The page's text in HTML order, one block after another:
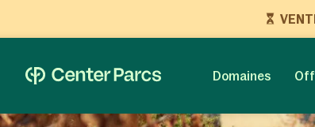
Domaines